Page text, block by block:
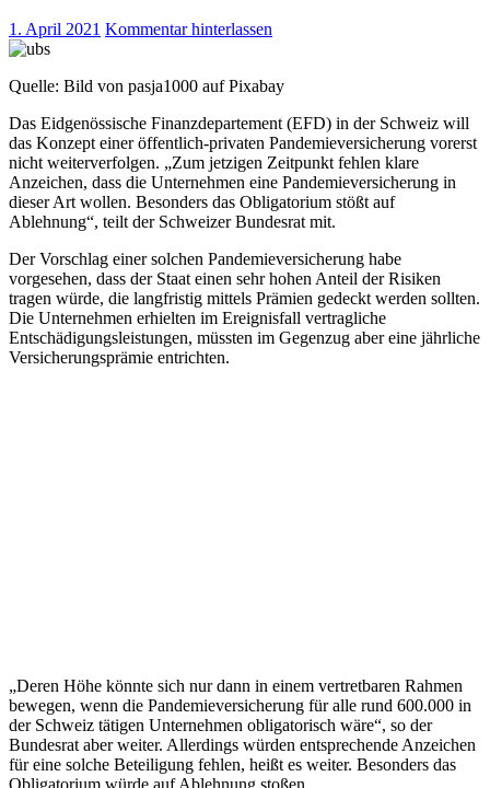
1. April 2021 Kommentar hinterlassen
Quelle: Bild von pasja1000 auf Pixabay
Das Eidgenössische Finanzdepartement (EFD) in der Schweiz will
das Konzept einer öffentlich-privaten Pandemieversicherung vorerst
nicht weiterverfolgen. „Zum jetzigen Zeitpunkt fehlen klare
Anzeichen, dass die Unternehmen eine Pandemieversicherung in
dieser Art wollen. Besonders das Obligatorium stößt auf
Ablehnung“, teilt der Schweizer Bundesrat mit.
Der Vorschlag einer solchen Pandemieversicherung habe
vorgesehen, dass der Staat einen sehr hohen Anteil der Risiken
tragen würde, die langfristig mittels Prämien gedeckt werden sollten.
Die Unternehmen erhielten im Ereignisfall vertragliche
Entschädigungsleistungen, müssten im Gegenzug aber eine jährliche
Versicherungsprämie entrichten.
„Deren Höhe könnte sich nur dann in einem vertretbaren Rahmen
bewegen, wenn die Pandemieversicherung für alle rund 600.000 in
der Schweiz tätigen Unternehmen obligatorisch wäre“, so der
Bundesrat aber weiter. Allerdings würden entsprechende Anzeichen
für eine solche Beteiligung fehlen, heißt es weiter. Besonders das